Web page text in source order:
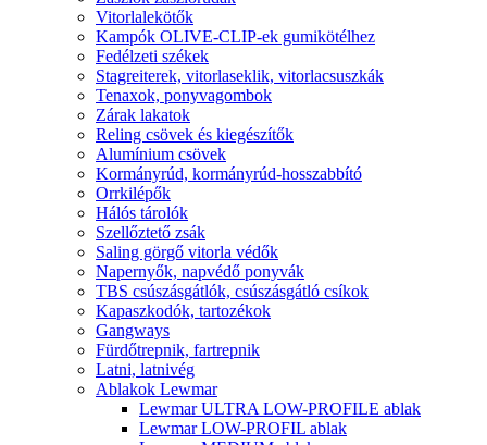
Vitorlalekötők
Kampók OLIVE-CLIP-ek gumikötélhez
Fedélzeti székek
Stagreiterek, vitorlaseklik, vitorlacsuszkák
Tenaxok, ponyvagombok
Zárak lakatok
Reling csövek és kiegészítők
Alumínium csövek
Kormányrúd, kormányrúd-hosszabbító
Orrkilépők
Hálós tárolók
Szellőztető zsák
Saling görgő vitorla védők
Napernyők, napvédő ponyvák
TBS csúszásgátlók, csúszásgátló csíkok
Kapaszkodók, tartozékok
Gangways
Fürdőtrepnik, fartrepnik
Latni, latnivég
Ablakok Lewmar
Lewmar ULTRA LOW-PROFILE ablak
Lewmar LOW-PROFIL ablak